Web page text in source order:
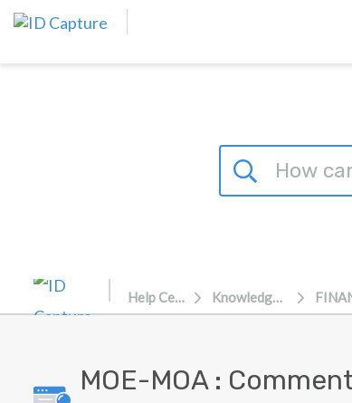
Skip to main content
Help Center Knowledgebase
MOE-MOA :